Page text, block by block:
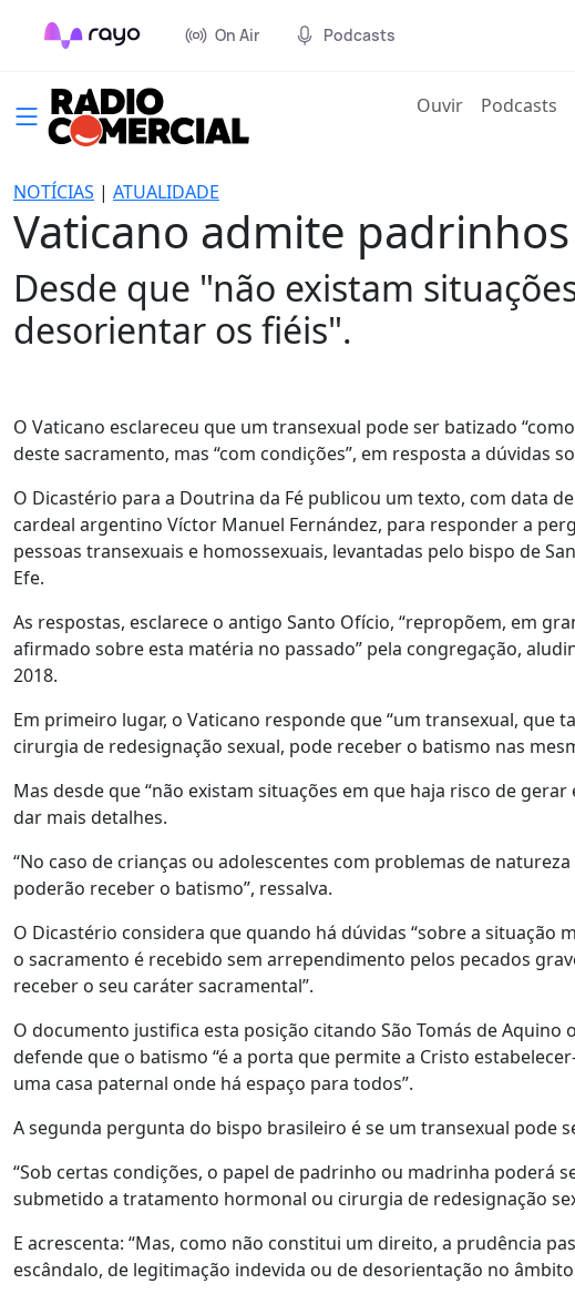
On Air Podcasts
Ouvir(current)
Podcasts
NOTÍCIAS | ATUALIDADE
Vaticano admite
Desde que "não existam
desorientar os fiéis".
O Vaticano esclareceu que um transexual pode ser batizado
deste sacramento, mas “com condições”, em resposta a dúvidas
O Dicastério para a Doutrina da Fé publicou um texto, com data
cardeal argentino Víctor Manuel Fernández, para responder a
pessoas transexuais e homossexuais, levantadas pelo bispo de
Efe.
As respostas, esclarece o antigo Santo Ofício, “repropõem, em
afirmado sobre esta matéria no passado” pela congregação,
2018.
Em primeiro lugar, o Vaticano responde que “um transexual,
cirurgia de redesignação sexual, pode receber o batismo nas
Mas desde que “não existam situações em que haja risco de
dar mais detalhes.
“No caso de crianças ou adolescentes com problemas de
poderão receber o batismo”, ressalva.
O Dicastério considera que quando há dúvidas “sobre a situação
o sacramento é recebido sem arrependimento pelos pecados
receber o seu caráter sacramental”.
O documento justifica esta posição citando São Tomás de
defende que o batismo “é a porta que permite a Cristo
uma casa paternal onde há espaço para todos”.
A segunda pergunta do bispo brasileiro é se um transexual pode
“Sob certas condições, o papel de padrinho ou madrinha poderá
submetido a tratamento hormonal ou cirurgia de redesignação
E acrescenta: “Mas, como não constitui um direito, a prudência
escândalo, de legitimação indevida ou de desorientação no